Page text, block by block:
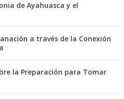
de Ayahuasca y el
a través de la Conexión
la Preparación para Tomar